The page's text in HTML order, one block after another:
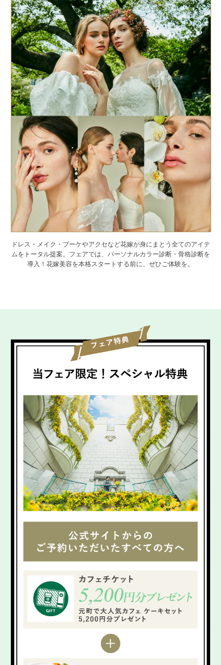
ドレス・メイク・ブーケやアクセなど花嫁が身にまとう全てのアイテ
ムをトータル提案。 フェアでは、パーソナルカラー診断・骨格診断を
導入！ 花嫁美容を本格スタートする前に、ぜひご体験を。